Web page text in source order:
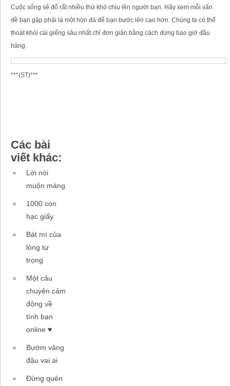
Cuộc sống sẽ đổ rất nhiều thứ khó chịu lên người bạn. Hãy xem mỗi vấn
đề bạn gặp phải là một hòn đá để bạn bước lên cao hơn. Chúng ta có thể
thoát khỏi cái giếng sâu nhất chỉ đơn giản bằng cách đừng bao giờ đầu
hàng.
***(ST)***
Các bài
viết khác:
Lời nói
muộn màng
1000 con
hạc giấy
Bát mì của
lòng tự
trọng
Một câu
chuyện cảm
động về
tình bạn
online ♥
Bướm vàng
đậu vai ai
Đừng quên